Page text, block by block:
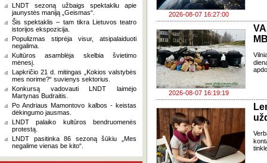
LNDT sezoną užbaigs spektakliu apie
jaunystės maniją „Geismas“.
Šis spektaklis – tam tikra Lietuvos teatro
istorijos ekspozicija.
Populizmas stiprėja visur, atsipalaiduoti
negalima.
Kultūros asamblėja skelbia švietimo
mėnesį.
Lapkričio 21 d. mitingas „Kokios valstybės
mes norime?“ suvienys sektorius.
Konkursą vadovauti LNDT laimėjo
Martynas Budraitis.
Po Andriaus Mamontovo kalbos - keistas
dėkingumo jausmas.
LNDT palaiko kultūros bendruomenės
protestą.
LNDT pasitinka 86 sezoną šūkiu „Mes
negalime vienas be kito“.
2026-08-07 16:27:00
2026-08-07 16:19:19